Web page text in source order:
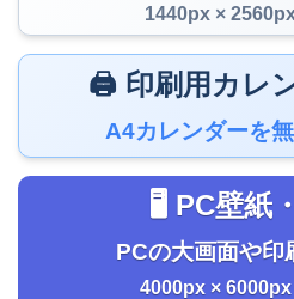
1440px × 2560px
🖨️ 印刷用カレ
A4カレンダーを
🖥️ PC壁紙
PCの大画面や印
4000px × 6000px